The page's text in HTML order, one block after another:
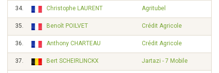
34. Christophe LAURENT Agritubel
35. Benoît POILVET Crédit Agricole
36. Anthony CHARTEAU Crédit Agricole
37. Bert SCHEIRLINCKX Jartazi - 7 Mobile